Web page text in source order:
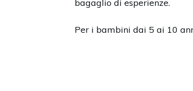
bagaglio di esperienze.
Per i bambini dai 5 ai 10